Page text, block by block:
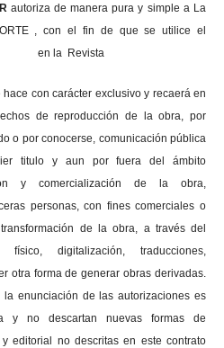
autoriza de manera pura y simple a La
, con el fin de que se utilice el
en la Revista
con carácter exclusivo y recaerá en
de reproducción de la obra, por
o por conocerse, comunicación pública
titulo y aun por fuera del ámbito
y comercialización de la obra,
personas, con fines comerciales o
de la obra, a través del
digitalización, traducciones,
otra forma de generar obras derivadas.
la enunciación de las autorizaciones es
y no descartan nuevas formas de
editorial no descritas en este contrato